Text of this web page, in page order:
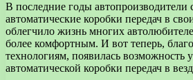
В последние годы автопроизводители
автоматические коробки передач в
облегчило жизнь многих
более комфортным. И вот теперь,
технологиям, появилась возможность
автоматической коробки передач в